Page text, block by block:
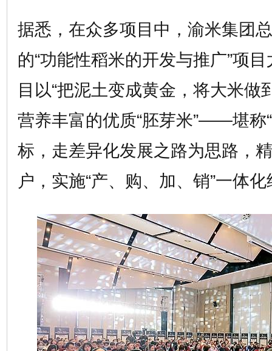
据悉，在众多项目中，渝米集团
的“功能性稻米的开发与推广”项
目以“把泥土变成黄金，将大米做
营养丰富的优质“胚芽米”——堪称
标，走差异化发展之路为思路，
户，实施“产、购、加、销”一体